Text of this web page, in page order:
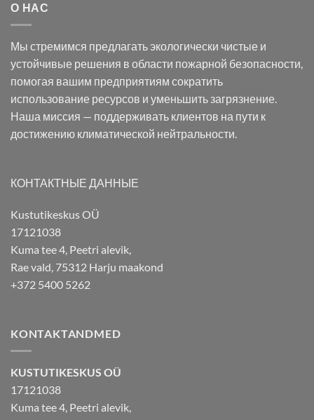
О НАС
Мы стремимся предлагать экологически чистые и
устойчивые решения в области пожарной безопасности,
помогая вашим предприятиям сократить
использование ресурсов и уменьшить загрязнение.
Наша миссия — поддерживать клиентов на пути к
достижению климатической нейтральности.
КОНТАКТНЫЕ ДАННЫЕ
Kustutikeskus OÜ
17121038
Kuma tee 4, Peetri alevik,
Rae vald, 75312 Harju maakond
+372 5400 5262
KONTAKTANDMED
KUSTUTIKESKUS OÜ
17121038
Kuma tee 4, Peetri alevik,